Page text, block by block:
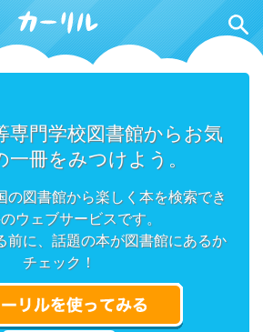
専門学校図書館からお気
一冊をみつけよう。
の図書館から楽しく本を検索でき
ウェブサービスです。
前に、話題の本が図書館にあるか
チェック！